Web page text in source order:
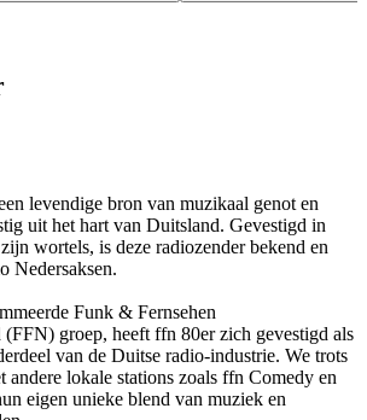
levendige bron van muzikaal genot en
uit het hart van Duitsland. Gevestigd in
wortels, is deze radiozender bekend en
Nedersaksen.
Funk & Fernsehen
groep, heeft ffn 80er zich gevestigd als
van de Duitse radio-industrie. We trots
andere lokale stations zoals ffn Comedy en
eigen unieke blend van muziek en